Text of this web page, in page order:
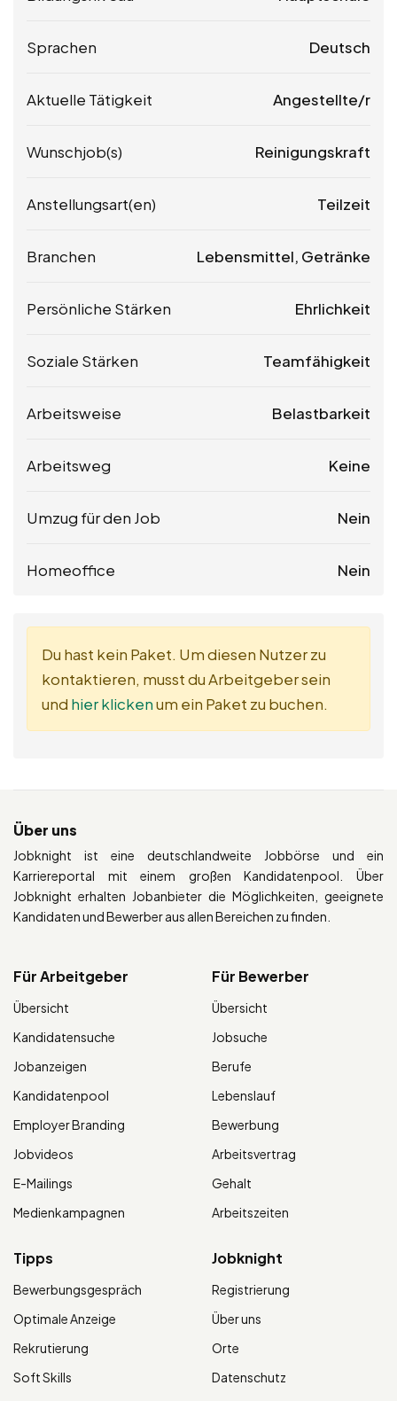
Sprachen Deutsch
Aktuelle Tätigkeit Angestellte/r
Wunschjob(s) Reinigungskraft
Anstellungsart(en) Teilzeit
Branchen Lebensmittel, Getränke
Persönliche Stärken Ehrlichkeit
Soziale Stärken Teamfähigkeit
Arbeitsweise Belastbarkeit
Arbeitsweg Keine
Umzug für den Job Nein
Homeoffice Nein
Du hast kein Paket. Um diesen Nutzer zu
kontaktieren, musst du Arbeitgeber sein
und hier klickenum ein Paket zu buchen.
Über uns
Jobknight ist eine deutschlandweite Jobbörse und ein
Karriereportal mit einem großen Kandidatenpool. Über
Jobknight erhalten Jobanbieter die Möglichkeiten, geeignete
Kandidaten und Bewerber aus allen Bereichen zu finden.
Für Arbeitgeber
Übersicht
Kandidatensuche
Jobanzeigen
Kandidatenpool
Employer Branding
Jobvideos
E-Mailings
Medienkampagnen
Für Bewerber
Übersicht
Jobsuche
Berufe
Lebenslauf
Bewerbung
Arbeitsvertrag
Gehalt
Arbeitszeiten
Tipps
Bewerbungsgespräch
Optimale Anzeige
Rekrutierung
Soft Skills
Jobknight
Registrierung
Über uns
Orte
Datenschutz